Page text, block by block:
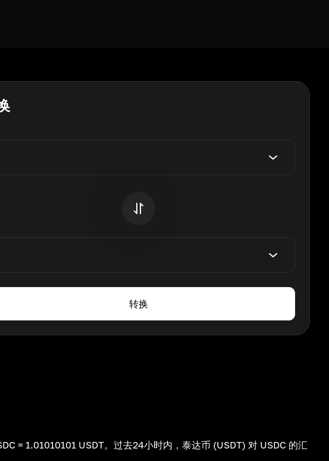
转换
= 1.01010101 USDT。过去24小时内，泰达币 (USDT) 对 USDC 的汇